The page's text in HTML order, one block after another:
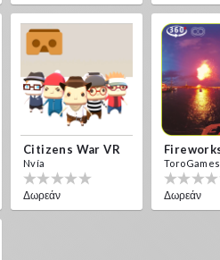
Citizens War VR
Nvía
Δωρεάν
ToroGames
Δωρεάν